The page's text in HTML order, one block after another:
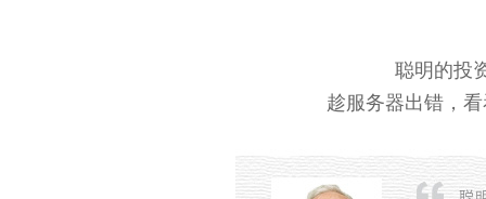
聪明的投
趁服务器出错，